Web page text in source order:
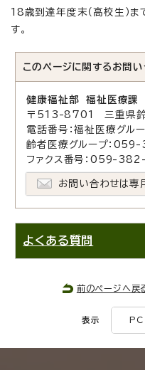
18歳到達年度末（高校生）
す。
このページに関する お問
健康福祉部 福祉医療課
〒513-8701 三重県鈴
電話番号：福祉医療グ
齢者医療グループ：
ファクス番号：059-
お問い合わせは専
よくある質問
前のページへ戻
表示 PC